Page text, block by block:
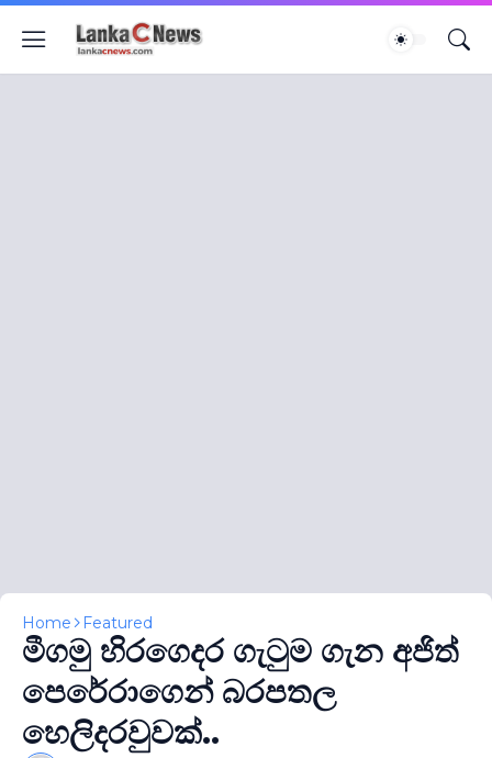
Home Featured
මීගමු හිරගෙදර ගැටුම ගැන අජිත්
පෙරේරාගෙන් බරපතල
හෙලිදරවුවක්..